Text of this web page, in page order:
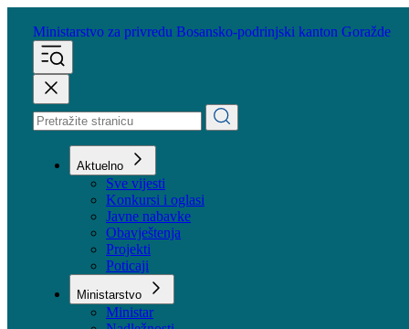
Ministarstvo za privredu
Aktuelno
Sve vijesti
Konkursi i oglasi
Javne nabavke
Obavještenja
Projekti
Poticaji